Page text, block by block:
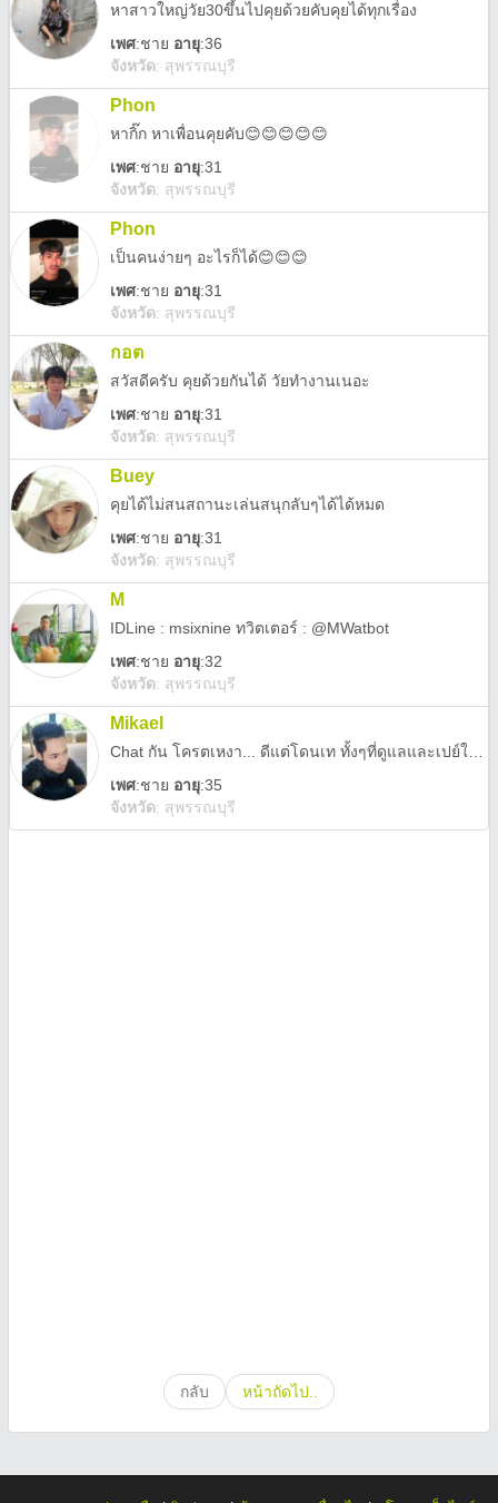
หาสาวใหญ่วัย30ขึ้นไปคุยด้วยคับคุยได้ทุกเรื่อง
เพศ:ชาย อายุ:36
จังหวัด: สุพรรณบุรี
Phon
หากิ๊ก หาเพื่อนคุยคับ😊😊😊😊😊
เพศ:ชาย อายุ:31
จังหวัด: สุพรรณบุรี
Phon
เป็นคนง่ายๆ อะไรก็ได้😊😊😊
เพศ:ชาย อายุ:31
จังหวัด: สุพรรณบุรี
กอต
สวัสดีครับ คุยด้วยกันได้ วัยทำงานเนอะ
เพศ:ชาย อายุ:31
จังหวัด: สุพรรณบุรี
Buey
คุยได้ไม่สนสถานะเล่นสนุกลับๆได้ได้หมด
เพศ:ชาย อายุ:31
จังหวัด: สุพรรณบุรี
M
IDLine : msixnine ทวิตเตอร์ : @MWatbot
เพศ:ชาย อายุ:32
จังหวัด: สุพรรณบุรี
Mikael
เพศ:ชาย อายุ:35
จังหวัด: สุพรรณบุรี
กลับ หน้าถัดไป..